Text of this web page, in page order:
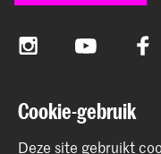
InstagramYouTube
Het Koninklijk
Academie van
Cookie-gebruik
Deze site gebruikt